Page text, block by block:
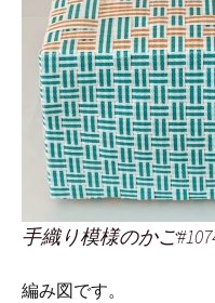
手織り模様のかご
編み図です。